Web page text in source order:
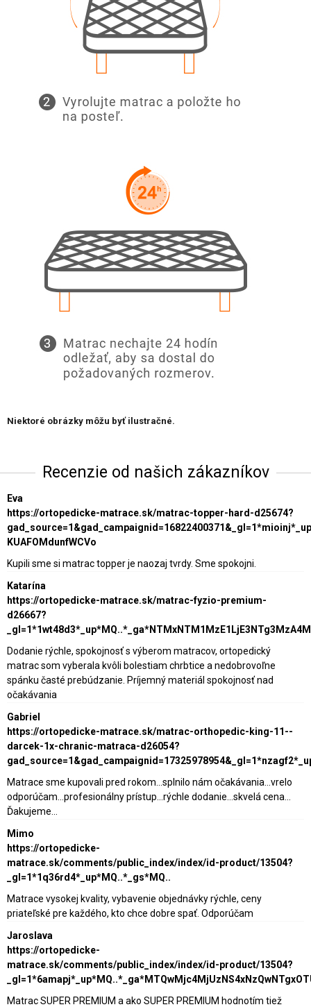
Niektoré obrázky môžu byť ilustračné.
Recenzie od našich zákazníkov
Eva
https://ortopedicke-matrace.sk/matrac-topper-hard-d25674?
KUAFOMdunfWCVo
Kupili sme si matrac topper je naozaj tvrdy. Sme spokojni.
Katarína
https://ortopedicke-matrace.sk/matrac-fyzio-premium-
d26667?
Dodanie rýchle, spokojnosť s výberom matracov, ortopedický
matrac som vyberala kvôli bolestiam chrbtice a nedobrovoľne
spánku časté prebúdzanie. Príjemný materiál spokojnosť nad
očakávania
Gabriel
https://ortopedicke-matrace.sk/matrac-orthopedic-king-11--
darcek-1x-chranic-matraca-d26054?
Matrace sme kupovali pred rokom...splnilo nám očakávania...vrelo
odporúčam...profesionálny prístup...rýchle dodanie...skvelá cena...
Ďakujeme...
Mimo
https://ortopedicke-
matrace.sk/comments/public_index/index/id-product/13504?
_gl=1*1q36rd4*_up*MQ..*_gs*MQ..
Matrace vysokej kvality, vybavenie objednávky rýchle, ceny
priateľské pre každého, kto chce dobre spať. Odporúčam
Jaroslava
https://ortopedicke-
matrace.sk/comments/public_index/index/id-product/13504?
Matrac SUPER PREMIUM a ako SUPER PREMIUM hodnotím tiež